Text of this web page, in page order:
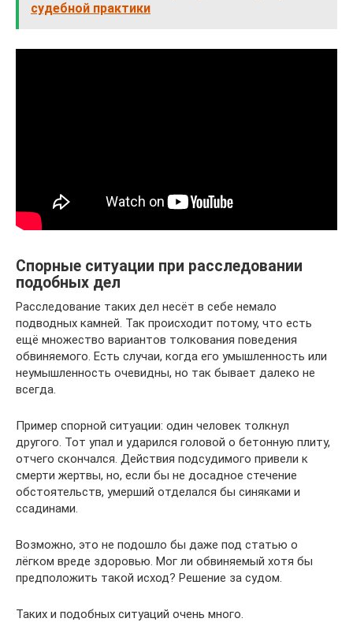
судебной практики
Спорные ситуации при расследовании
подобных дел
Расследование таких дел несёт в себе немало
подводных камней. Так происходит потому, что есть
ещё множество вариантов толкования поведения
обвиняемого. Есть случаи, когда его умышленность или
неумышленность очевидны, но так бывает далеко не
всегда.
Пример спорной ситуации: один человек толкнул
другого. Тот упал и ударился головой о бетонную плиту,
отчего скончался. Действия подсудимого привели к
смерти жертвы, но, если бы не досадное стечение
обстоятельств, умерший отделался бы синяками и
ссадинами.
Возможно, это не подошло бы даже под статью о
лёгком вреде здоровью. Мог ли обвиняемый хотя бы
предположить такой исход? Решение за судом.
Таких и подобных ситуаций очень много.